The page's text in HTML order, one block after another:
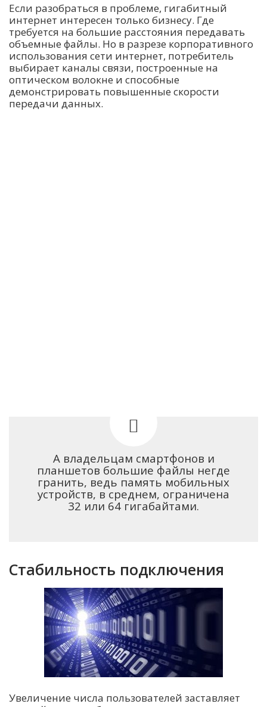
Если разобраться в проблеме, гигабитный
интернет интересен только бизнесу. Где
требуется на большие расстояния передавать
объемные файлы. Но в разрезе корпоративного
использования сети интернет, потребитель
выбирает каналы связи, построенные на
оптическом волокне и способные
демонстрировать повышенные скорости
передачи данных.
А владельцам смартфонов и
планшетов большие файлы негде
гранить, ведь память мобильных
устройств, в среднем, ограничена
32 или 64 гигабайтами.
Стабильность подключения
Увеличение числа пользователей заставляет